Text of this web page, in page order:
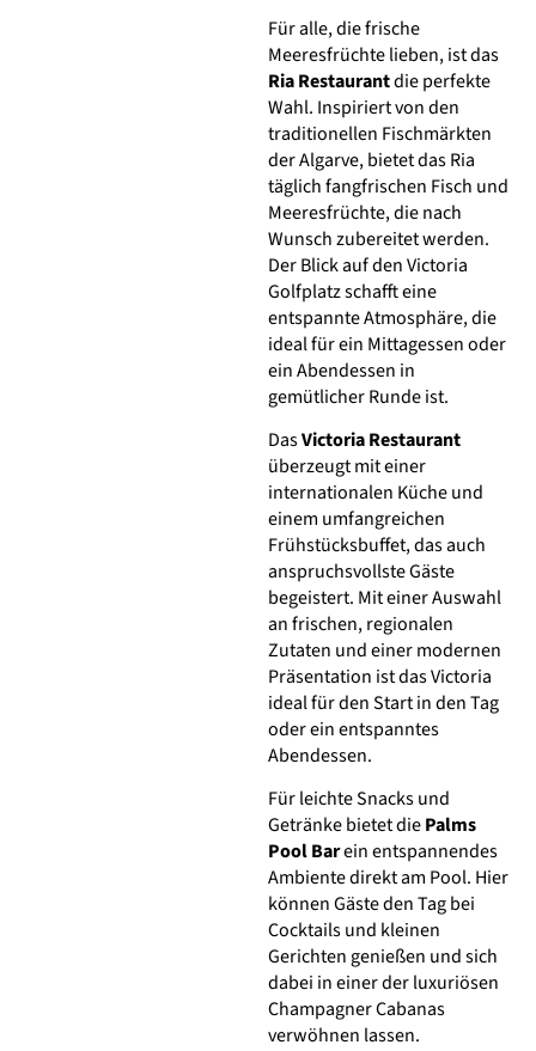
Für alle, die frische
Meeresfrüchte lieben, ist das
Ria Restaurantdie perfekte
Wahl. Inspiriert von den
traditionellen Fischmärkten
der Algarve, bietet das Ria
täglich fangfrischen Fisch und
Meeresfrüchte, die nach
Wunsch zubereitet werden.
Der Blick auf den Victoria
Golfplatz schafft eine
entspannte Atmosphäre, die
ideal für ein Mittagessen oder
ein Abendessen in
gemütlicher Runde ist.
DasVictoria Restaurant
überzeugt mit einer
internationalen Küche und
einem umfangreichen
Frühstücksbuffet, das auch
anspruchsvollste Gäste
begeistert. Mit einer Auswahl
an frischen, regionalen
Zutaten und einer modernen
Präsentation ist das Victoria
ideal für den Start in den Tag
oder ein entspanntes
Abendessen.
Für leichte Snacks und
Getränke bietet diePalms
Pool Barein entspannendes
Ambiente direkt am Pool. Hier
können Gäste den Tag bei
Cocktails und kleinen
Gerichten genießen und sich
dabei in einer der luxuriösen
Champagner Cabanas
verwöhnen lassen.